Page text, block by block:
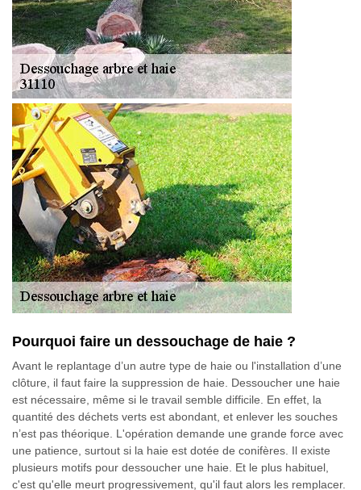
Pourquoi faire un dessouchage de haie ?
Avant le replantage d’un autre type de haie ou l'installation d’une
clôture, il faut faire la suppression de haie. Dessoucher une haie
est nécessaire, même si le travail semble difficile. En effet, la
quantité des déchets verts est abondant, et enlever les souches
n’est pas théorique. L'opération demande une grande force avec
une patience, surtout si la haie est dotée de conifères. Il existe
plusieurs motifs pour dessoucher une haie. Et le plus habituel,
c'est qu'elle meurt progressivement, qu'il faut alors les remplacer.